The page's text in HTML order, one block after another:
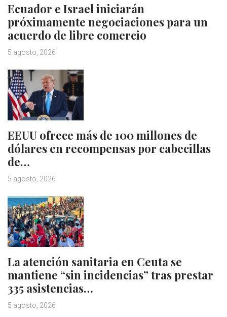
Ecuador e Israel iniciarán
próximamente negociaciones para un
acuerdo de libre comercio
5 agosto, 2026
EEUU ofrece más de 100 millones de
dólares en recompensas por cabecillas
de…
5 agosto, 2026
La atención sanitaria en Ceuta se
mantiene “sin incidencias” tras prestar
335 asistencias…
5 agosto, 2026